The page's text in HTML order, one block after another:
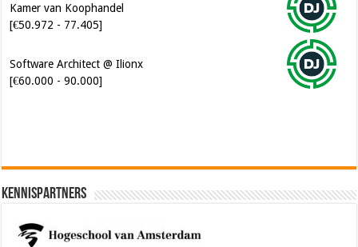
Kamer van Koophandel
[€50.972 - 77.405]
Software Architect @ Ilionx
[€60.000 - 90.000]
Kennispartners